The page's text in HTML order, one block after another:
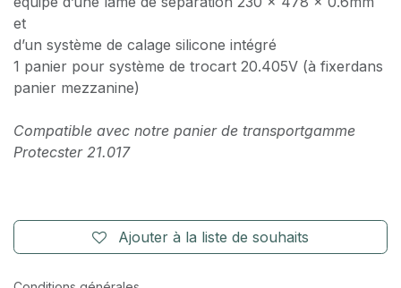
et
d’un système de calage silicone intégré
1 panier pour système de trocart 20.405V (à fixerdans
panier mezzanine)
Compatible avec notre panier de transportgamme
Protecster 21.017
Ajouter à la liste de souhaits